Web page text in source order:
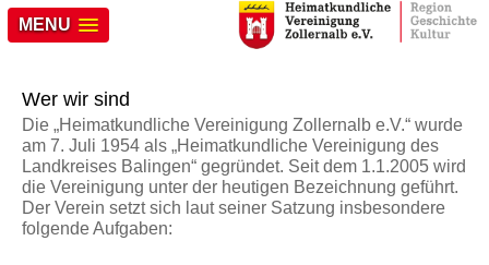
MENU
Wer wir sind
Die „Heimatkundliche Vereinigung Zollernalb e.V.“ wurde
am 7. Juli 1954 als „Heimatkundliche Vereinigung des
Landkreises Balingen“ gegründet. Seit dem 1.1.2005 wird
die Vereinigung unter der heutigen Bezeichnung geführt.
Der Verein setzt sich laut seiner Satzung insbesondere
folgende Aufgaben: